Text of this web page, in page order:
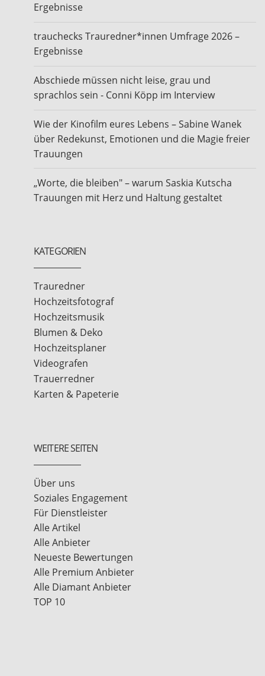
Ergebnisse
trauchecks Trauredner*innen Umfrage 2026 –
Ergebnisse
Abschiede müssen nicht leise, grau und
sprachlos sein - Conni Köpp im Interview
Wie der Kinofilm eures Lebens – Sabine Wanek
über Redekunst, Emotionen und die Magie freier
Trauungen
„Worte, die bleiben" – warum Saskia Kutscha
Trauungen mit Herz und Haltung gestaltet
KATEGORIEN
Trauredner
Hochzeitsfotograf
Hochzeitsmusik
Blumen & Deko
Hochzeitsplaner
Videografen
Trauerredner
Karten & Papeterie
WEITERE SEITEN
Über uns
Soziales Engagement
Für Dienstleister
Alle Artikel
Alle Anbieter
Neueste Bewertungen
Alle Premium Anbieter
Alle Diamant Anbieter
TOP 10